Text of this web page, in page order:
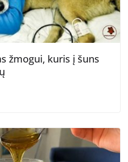
žmogui, kuris į šuns